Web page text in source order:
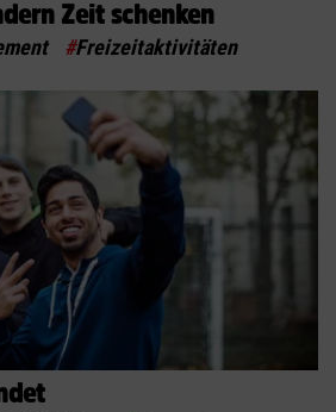
Zeit schenken
#Freizeitaktivitäten